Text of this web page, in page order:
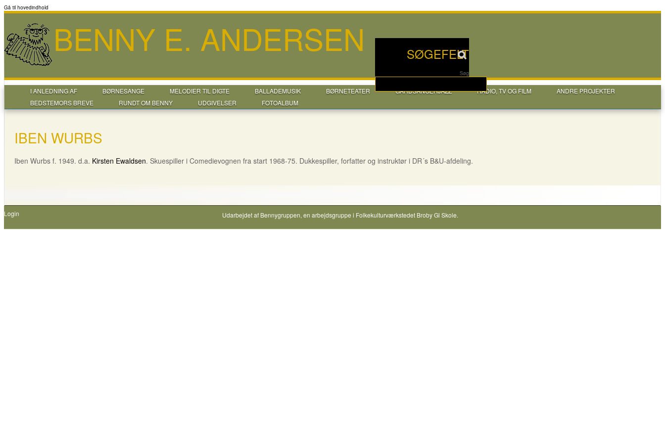
Gå til hovedindhold
SØGEFELT
Søg
BENNY E. ANDERSEN
I ANLEDNING AF BØRNESANGE MELODIER TIL DIGTE BALLADEMUSIK BØRNETEATER GÅRDSANGERJAZZ RADIO, TV OG FILM
ANDRE PROJEKTER
BEDSTEMORS BREVE
RUNDT OM BENNY UDGIVELSER FOTOALBUM
IBEN WURBS
Iben Wurbs f. 1949. d.a. Kirsten Ewaldsen. Skuespiller i Comedievognen fra start 1968-75. Dukkespiller, forfatter og instruktør i DR´s B&U-afdeling.
Login Udarbejdet af Bennygruppen, en arbejdsgruppe i Folkekulturværkstedet Broby Gl Skole.